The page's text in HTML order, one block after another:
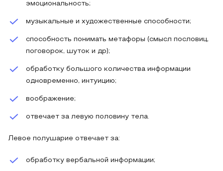
эмоциональность;
музыкальные и художественные способности;
способность понимать метафоры (смысл пословиц,
поговорок, шуток и др);
обработку большого количества информации
одновременно, интуицию;
воображение;
отвечает за левую половину тела.
Левое полушарие отвечает за:
обработку вербальной информации;